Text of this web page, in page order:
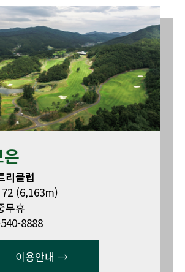
리클럽
(6,163m)
무휴
8888
이용안내 →